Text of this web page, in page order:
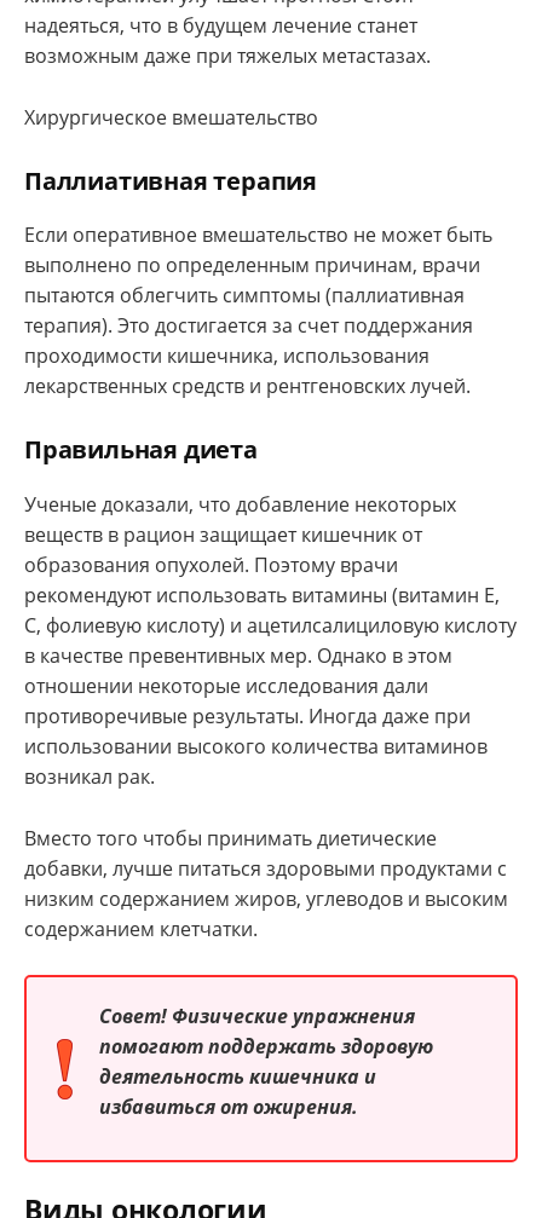
надеяться, что в будущем лечение станет
возможным даже при тяжелых метастазах.
Хирургическое вмешательство
Паллиативная терапия
Если оперативное вмешательство не может быть
выполнено по определенным причинам, врачи
пытаются облегчить симптомы (паллиативная
терапия). Это достигается за счет поддержания
проходимости кишечника, использования
лекарственных средств и рентгеновских лучей.
Правильная диета
Ученые доказали, что добавление некоторых
веществ в рацион защищает кишечник от
образования опухолей. Поэтому врачи
рекомендуют использовать витамины (витамин Е,
С, фолиевую кислоту) и ацетилсалициловую кислоту
в качестве превентивных мер. Однако в этом
отношении некоторые исследования дали
противоречивые результаты. Иногда даже при
использовании высокого количества витаминов
возникал рак.
Вместо того чтобы принимать диетические
добавки, лучше питаться здоровыми продуктами с
низким содержанием жиров, углеводов и высоким
содержанием клетчатки.
Совет! Физические упражнения
помогают поддержать здоровую
деятельность кишечника и
избавиться от ожирения.
Виды онкологии